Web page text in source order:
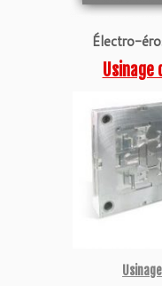
Électro-
Usinage